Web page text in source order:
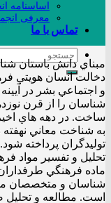
اساسنامه
معرفی
تماس با ما
مبناي دانش باستان
دخالت انسان هويتي
و اجتماعي بشر در
شناسان را از قرن
ساخت. در دهه هاي
به شناخت معاني نهفته
توليدگران پرداخته
تحليل و تفسير مواد
ماده فرهنگي
شناسان و متخصصان
است. مطالعه و تحليل